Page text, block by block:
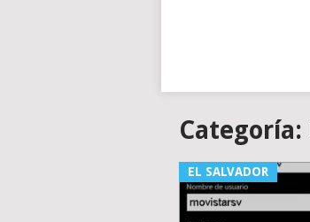
Categoría:
EL SALVADOR